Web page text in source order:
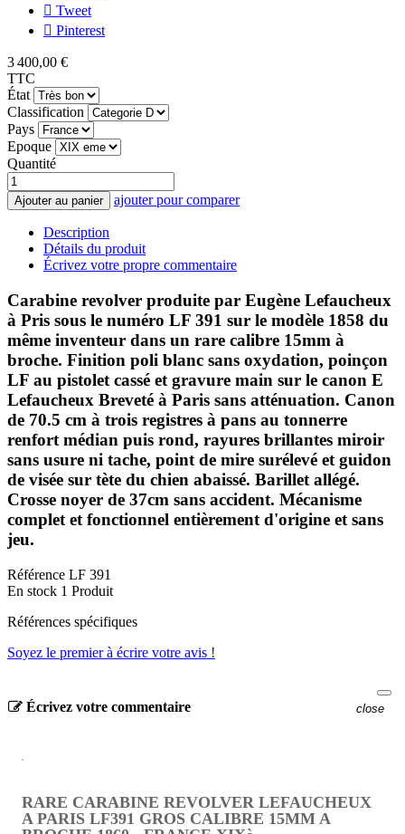
Tweet
Pinterest
3 400,00 €
TTC
État
Classification
Pays
Epoque
Quantité
Ajouter au panier ajouter pour comparer
Description
Détails du produit
Écrivez votre propre commentaire
Carabine revolver produite par Eugène Lefaucheux
à Pris sous le numéro LF 391 sur le modèle 1858 du
même inventeur dans un rare calibre 15mm à
broche. Finition poli blanc sans oxydation, poinçon
LF au pistolet cassé et gravure main sur le canon E
Lefaucheux Breveté à Paris sans atténuation. Canon
de 70.5 cm à trois registres à pans au tonnerre
renfort médian puis rond, rayures brillantes miroir
sans usure ni tache, point de mire surélevé et guidon
de visée sur tète du chien abaissé. Barillet allégé.
Crosse noyer de 37cm sans accident. Mécanisme
complet et fonctionnel entièrement d'origine et sans
jeu.
Référence LF 391
En stock 1 Produit
Références spécifiques
Soyez le premier à écrire votre avis !
Écrivez votre commentaire close
RARE CARABINE REVOLVER LEFAUCHEUX
A PARIS LF391 GROS CALIBRE 15MM A